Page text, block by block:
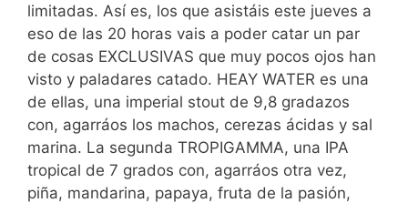
limitadas. Así es, los que asistáis este jueves a
eso de las 20 horas vais a poder catar un par
de cosas EXCLUSIVAS que muy pocos ojos han
visto y paladares catado. HEAY WATER es una
de ellas, una imperial stout de 9,8 gradazos
con, agarráos los machos, cerezas ácidas y sal
marina. La segunda TROPIGAMMA, una IPA
tropical de 7 grados con, agarráos otra vez,
piña, mandarina, papaya, fruta de la pasión,